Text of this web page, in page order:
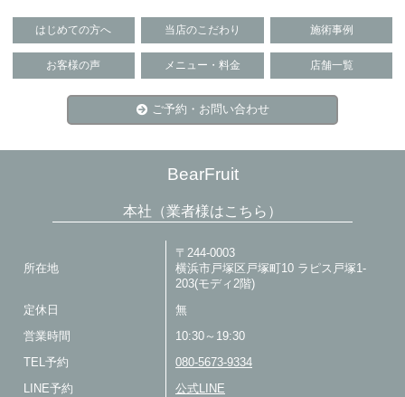
はじめての方へ 当店のこだわり 施術事例
お客様の声 メニュー・料金 店舗一覧
ご予約・お問い合わせ
BearFruit
本社（業者様はこちら）
所在地
〒244-0003
横浜市戸塚区戸塚町10 ラピス戸塚1-
203(モディ2階)
定休日 無
営業時間 10:30～19:30
TEL予約 080-5673-9334
LINE予約 公式LINE